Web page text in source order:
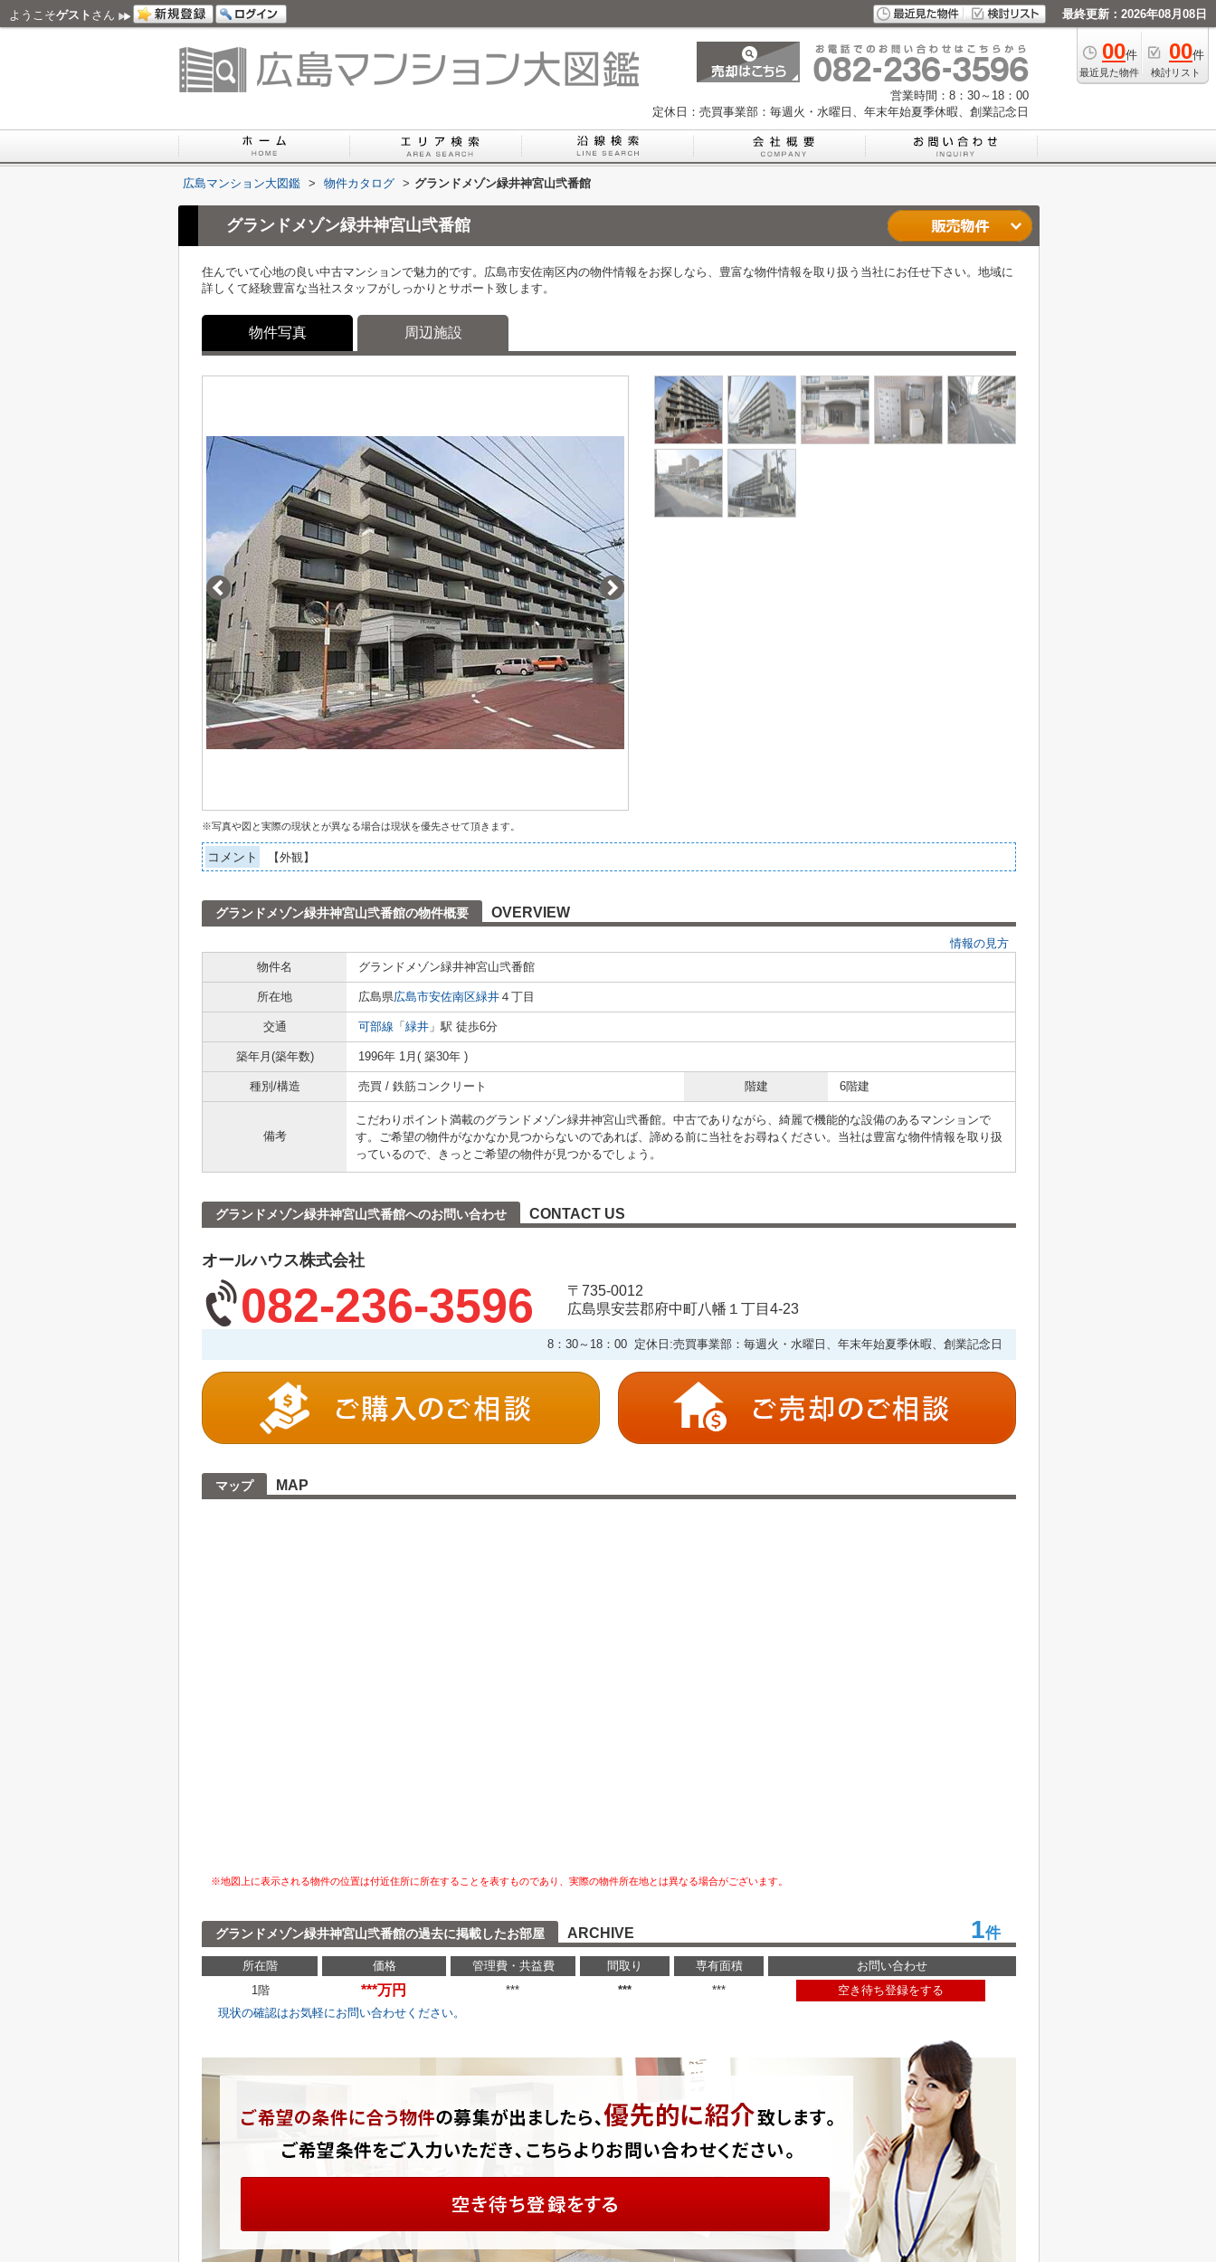
ようこそゲスト さん 最終更新：2026年08月08日
00件
最近見た物件
00件
検討リスト
営業時間：8：30～18：00
定休日：売買事業部：毎週火・水曜日、年末年始夏季休暇、創業記念日
広島マンション大図鑑 > 物件カタログ > グランドメゾン緑井神宮山弐番館
グランドメゾン緑井神宮山弐番館
住んでいて心地の良い中古マンションで魅力的です。広島市安佐南区内の物件情報をお探しなら、豊富な物件情報を取り扱う当社にお任せ下さい。地域に
詳しくて経験豊富な当社スタッフがしっかりとサポート致します。
物件写真 周辺施設
※写真や図と実際の現状とが異なる場合は現状を優先させて頂きます。
コメント 【外観】
グランドメゾン緑井神宮山弐番館の物件概要 OVERVIEW
情報の見方
物件名
グランドメゾン緑井神宮山弐番館
所在地 広島県広島市安佐南区緑井 ４丁目
交通 可部線 「 緑井 」駅 徒歩6分
築年月(築年数) 1996年 1月( 築30年 )
種別/構造 売買 / 鉄筋コンクリート 階建 6階建
備考
こだわりポイント満載のグランドメゾン緑井神宮山弐番館。中古でありながら、綺麗で機能的な設備のあるマンションで
す。ご希望の物件がなかなか見つからないのであれば、諦める前に当社をお尋ねください。当社は豊富な物件情報を取り扱
っているので、きっとご希望の物件が見つかるでしょう。
グランドメゾン緑井神宮山弐番館へのお問い合わせ CONTACT US
オールハウス株式会社
082-236-3596
〒735-0012
広島県安芸郡府中町八幡１丁目4-23
8：30～18：00 定休日:売買事業部：毎週火・水曜日、年末年始夏季休暇、創業記念日
マップ MAP
※地図上に表示される物件の位置は付近住所に所在することを表すものであり、実際の物件所在地とは異なる場合がございます。
グランドメゾン緑井神宮山弐番館の過去に掲載したお部屋 ARCHIVE 1件
所在階 価格 管理費・共益費 間取り 専有面積
お問い合わせ
1階
***万円 *** *** ***
空き待ち登録をする
現状の確認はお気軽にお問い合わせください。